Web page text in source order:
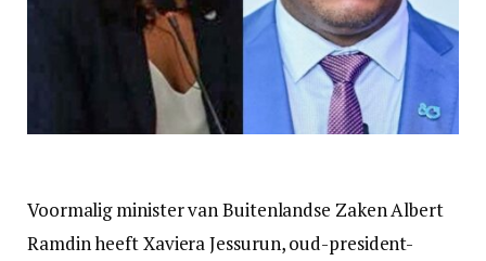
Voormalig minister van Buitenlandse Zaken Albert
Ramdin heeft Xaviera Jessurun, oud-president-